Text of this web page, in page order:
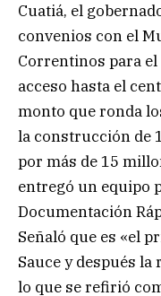
Cuatiá, el
convenios con el
Correntinos para
acceso hasta el
monto que ronda
la construcción de
por más de 15
entregó un equipo
Documentación
Señaló que es «el
Sauce y después
lo que se refirió